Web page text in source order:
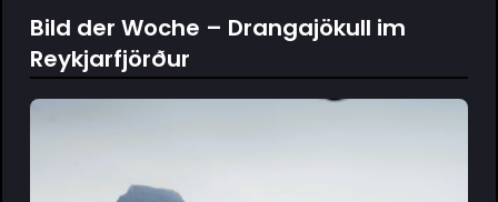
Bild der Woche – Drangajökull im
Reykjarfjörður